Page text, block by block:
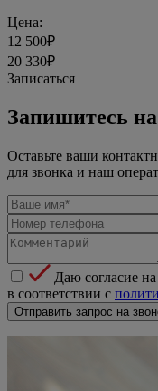
Цена:
12 500₽
20 330₽
Записаться
Запишитесь
Оставьте ваши
для звонка и наш
Даю согласие
в соответствии с
Отправить запрос на